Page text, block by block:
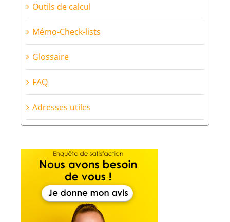
Outils de calcul
Mémo-Check-lists
Glossaire
FAQ
Adresses utiles